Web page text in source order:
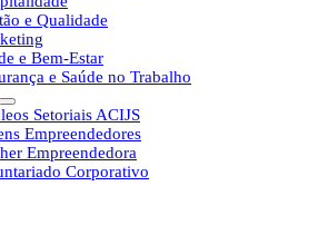
e Qualidade
e Bem-Estar
e Saúde no Trabalho
Setoriais ACIJS
Empreendedores
Empreendedora
Corporativo